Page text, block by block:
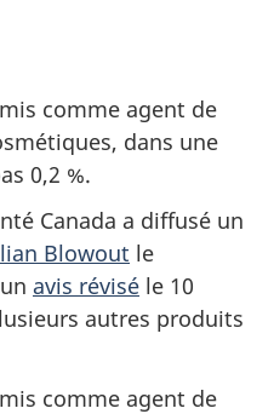
comme agent de
dans une
0,2 %.
Canada a diffusé un
Blowout le
avis révisé le 10
autres produits
comme agent de